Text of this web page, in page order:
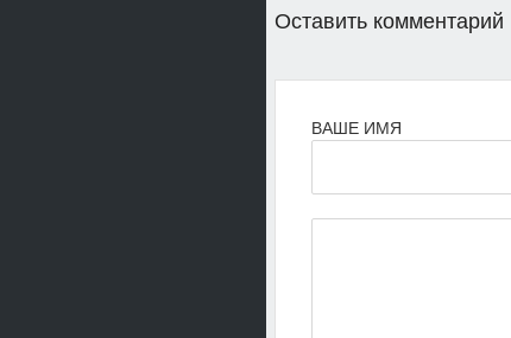
Оставить комментарий
ВАШЕ ИМЯ